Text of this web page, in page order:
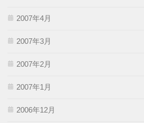
2007年4月
2007年3月
2007年2月
2007年1月
2006年12月